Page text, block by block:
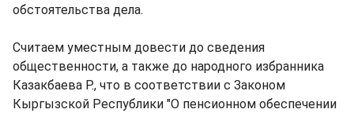
обстоятельства дела.
Считаем уместным довести до сведения
общественности, а также до народного избранника
Казакбаева Р., что в соответствии с Законом
Кыргызской Республики "О пенсионном обеспечении